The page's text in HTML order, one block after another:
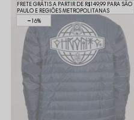
16%
FRETE GRÁTIS A PARTIR DE R$149,99 PARA SÃO
PAULO E REGIÕES METROPOLITANAS